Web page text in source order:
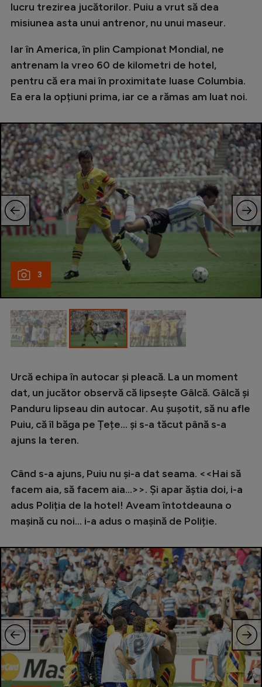
Intră în cont
lucru trezirea jucătorilor. Puiu a vrut să dea
misiunea asta unui antrenor, nu unui maseur.
Iar în America, în plin Campionat Mondial, ne
antrenam la vreo 60 de kilometri de hotel,
pentru că era mai în proximitate luase Columbia.
Ea era la opțiuni prima, iar ce a rămas am luat noi.
3
Urcă echipa în autocar și pleacă. La un moment
dat, un jucător observă că lipsește Gâlcă. Gâlcă și
Panduru lipseau din autocar. Au șușotit, să nu afle
Puiu, că îl băga pe Țețe... și s-a tăcut până s-a
ajuns la teren.
Când s-a ajuns, Puiu nu și-a dat seama. <<Hai să
facem aia, să facem aia...>>. Și apar ăștia doi, i-a
adus Poliția de la hotel! Aveam întotdeauna o
mașină cu noi... i-a adus o mașină de Poliție.